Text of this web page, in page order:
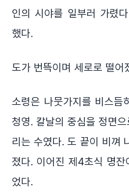
인의 시야를 일부러 가렸
했다.
도가 번뜩이며 세로로 떨어
소령은 나뭇가지를 비스
청영. 칼날의 중심을 정면
리는 수였다. 도 끝이 비껴
졌다. 이어진 제4초식 명
었다.